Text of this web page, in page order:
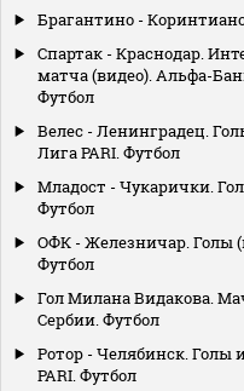
Брагантино -
Спартак - Краснодар.
матча (видео). Альфа-
Футбол
Велес - Ленинградец.
Лига PARI. Футбол
Младост - Чукарички.
Футбол
ОФК - Железничар. Голы
Футбол
Гол Милана Видакова.
Сербии. Футбол
Ротор - Челябинск.
PARI. Футбол